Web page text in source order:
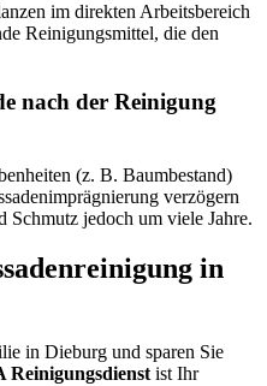
im direkten Arbeitsbereich
Reinigungsmittel, die den
nach der Reinigung
(z. B. Baumbestand)
verzögern
jedoch um viele Jahre.
in
in Dieburg und sparen Sie
Reinigungsdienst ist Ihr